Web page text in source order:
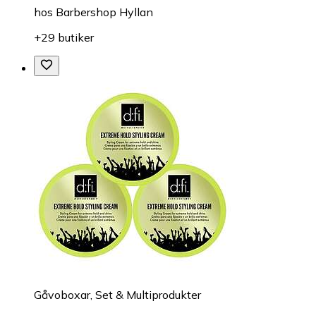
hos Barbershop Hyllan
+29 butiker
Gåvoboxar, Set & Multiprodukter